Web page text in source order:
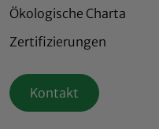
Ökologische Charta
Zertifizierungen
Kontakt